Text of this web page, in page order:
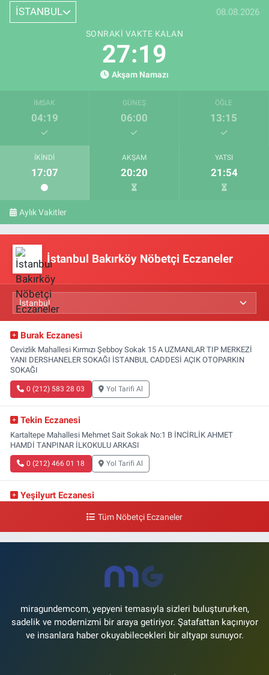
İSTANBUL 08.08.2026
SONRAKI VAKTE KALAN
27:19
Akşam Namazı
İMSAK
04:19
GÜNEŞ
06:00
ÖĞLE
13:15
İKINDI
17:07
AKŞAM
20:20
YATSI
21:54
Aylık Vakitler
İstanbul Bakırköy Nöbetçi Eczaneler
Burak Eczanesi
Cevizlik Mahallesi Kırmızı Şebboy Sokak 15 A UZMANLAR TIP MERKEZİ
YANI DERSHANELER SOKAĞI İSTANBUL CADDESİ AÇIK OTOPARKIN
SOKAĞI
0 (212) 583 28 03 Yol Tarifi Al
Tekin Eczanesi
Kartaltepe Mahallesi Mehmet Sait Sokak No:1 B İNCİRLİK AHMET
HAMDİ TANPINAR İLKOKULU ARKASI
0 (212) 466 01 18 Yol Tarifi Al
Yeşilyurt Eczanesi
Şenlikköy Mahallesi Eski Halkalı Caddesi 33 Akvaryum Yanı Akua Florya
0 (212) 574 24 20
Tüm Nöbetçi Eczaneler
miragundemcom, yepyeni temasıyla sizleri buluştururken,
sadelik ve modernizmi bir araya getiriyor. Şatafattan kaçınıyor
ve insanlara haber okuyabilecekleri bir altyapı sunuyor.